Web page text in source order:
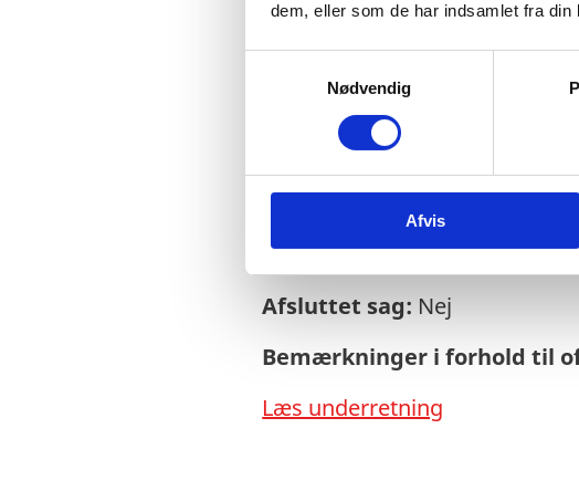
dem, eller som de har indsamlet fra din
v
Nødvendig
Afvis
Sagsnr.:C 1885
Dato for offentliggørelse:
Rigsrevisionen informeres
side og en samlet
Afsluttet sag: Nej
Bemærkninger i forhold til
Læs underretning